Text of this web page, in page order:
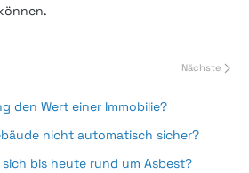
Nächste
den Wert einer Immobilie?
nicht automatisch sicher?
bis heute rund um Asbest?